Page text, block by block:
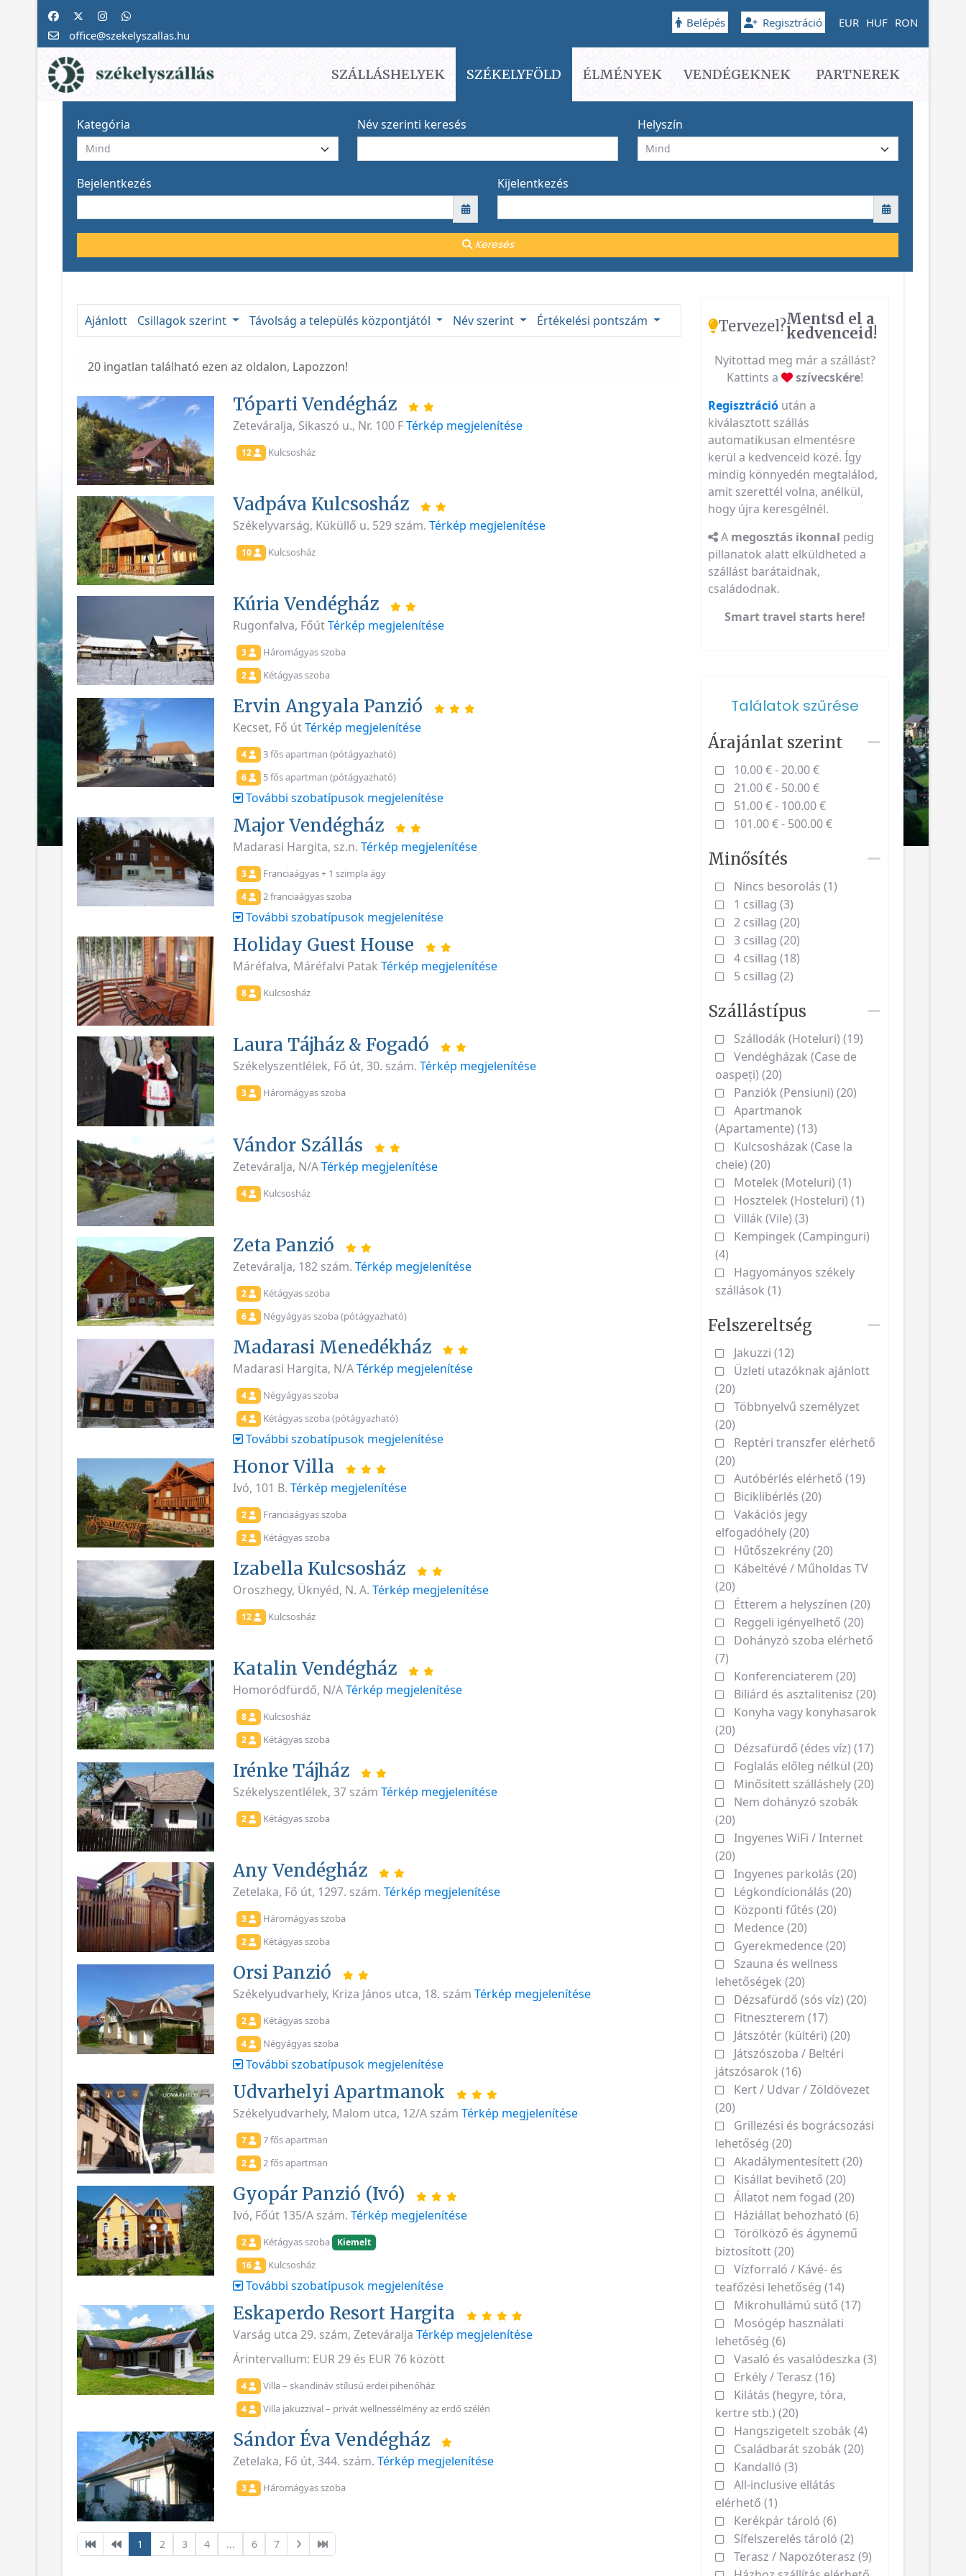
office@szekelyszallas.hu
Belépés Regisztráció EUR HUF RON
SZÁLLÁSHELYEK SZÉKELYFÖLD ÉLMÉNYEK VENDÉGEKNEK PARTNEREK
Kategória Név szerinti keresés Helyszín
Bejelentkezés Kijelentkezés
Keresés
Ajánlott Csillagok szerint Távolság a település központjától Név szerint Értékelési pontszám
20 ingatlan található ezen az oldalon, Lapozzon!
Tóparti Vendégház
Zeteváralja, Sikaszó u., Nr. 100 FTérkép megjelenítése
12 Kulcsosház
Vadpáva Kulcsosház
Székelyvarság, Küküllő u. 529 szám. Térkép megjelenítése
10 Kulcsosház
Kúria Vendégház
Rugonfalva, FőútTérkép megjelenítése
3 Háromágyas szoba
2 Kétágyas szoba
Ervin Angyala Panzió
Kecset, Fő útTérkép megjelenítése
4 3 fős apartman (pótágyazható)
6 5 fős apartman (pótágyazható)
További szobatípusok megjelenítése
Major Vendégház
Madarasi Hargita, sz.n. Térkép megjelenítése
3 Franciaágyas + 1 szimpla ágy
4 2 franciaágyas szoba
További szobatípusok megjelenítése
Holiday Guest House
Máréfalva, Máréfalvi Patak Térkép megjelenítése
8 Kulcsosház
Laura Tájház & Fogadó
Székelyszentlélek, Fő út, 30. szám. Térkép megjelenítése
3 Háromágyas szoba
Vándor Szállás
Zeteváralja, N/ATérkép megjelenítése
4 Kulcsosház
Zeta Panzió
Zeteváralja, 182 szám. Térkép megjelenítése
2 Kétágyas szoba
6 Négyágyas szoba (pótágyazható)
Madarasi Menedékház
Madarasi Hargita, N/ATérkép megjelenítése
4 Négyágyas szoba
4 Kétágyas szoba (pótágyazható)
További szobatípusok megjelenítése
Honor Villa
Ivó, 101 B. Térkép megjelenítése
2 Franciaágyas szoba
2 Kétágyas szoba
Izabella Kulcsosház
Oroszhegy, Üknyéd, N. A. Térkép megjelenítése
12 Kulcsosház
Katalin Vendégház
Homoródfürdő, N/ATérkép megjelenítése
8 Kulcsosház
2 Kétágyas szoba
Irénke Tájház
Székelyszentlélek, 37 szám Térkép megjelenítése
2 Kétágyas szoba
Any Vendégház
Zetelaka, Fő út, 1297. szám. Térkép megjelenítése
3 Háromágyas szoba
2 Kétágyas szoba
Orsi Panzió
Székelyudvarhely, Kriza János utca, 18. szám Térkép megjelenítése
2 Kétágyas szoba
4 Négyágyas szoba
További szobatípusok megjelenítése
Udvarhelyi Apartmanok
Székelyudvarhely, Malom utca, 12/A szám Térkép megjelenítése
7 7 fős apartman
2 2 fős apartman
Gyopár Panzió (Ivó)
Ivó, Főút 135/A szám. Térkép megjelenítése
2 Kétágyas szoba
Kiemelt
16
Kulcsosház
További szobatípusok megjelenítése
Eskaperdo Resort Hargita
Varság utca 29. szám, Zeteváralja Térkép megjelenítése
Árintervallum: EUR 29 és EUR 76 között
4 Villa – skandináv stílusú erdei pihenőház
4 Villa jakuzzival – privát wellnessélmény az erdő szélén
Sándor Éva Vendégház
Zetelaka, Fő út, 344. szám. Térkép megjelenítése
3 Háromágyas szoba
1 2 3 4 ... 6 7
Tervezel?Mentsd el a
kedvenceid!
Nyitottad meg már a szállást?
Kattints a
szívecskére!
Regisztráció után a
kiválasztott szállás
automatikusan elmentésre
kerül a kedvenceid közé. Így
mindig könnyedén megtalálod,
amit szerettél volna, anélkül,
hogy újra keresgélnél.
A megosztás ikonnal pedig
pillanatok alatt elküldheted a
szállást barátaidnak,
családodnak.
Smart travel starts here!
Találatok szűrése
Árajánlat szerint
10.00 € - 20.00 €
21.00 € - 50.00 €
51.00 € - 100.00 €
101.00 € - 500.00 €
Minősítés
Nincs besorolás (1)
1 csillag (3)
2 csillag (20)
3 csillag (20)
4 csillag (18)
5 csillag (2)
Szállástípus
Szállodák (Hoteluri) (19)
Vendégházak (Case de
oaspeți) (20)
Panziók (Pensiuni) (20)
Apartmanok
(Apartamente) (13)
Kulcsosházak (Case la
cheie) (20)
Motelek (Moteluri) (1)
Hosztelek (Hosteluri) (1)
Villák (Vile) (3)
Kempingek (Campinguri)
(4)
Hagyományos székely
szállások (1)
Felszereltség
Jakuzzi (12)
Üzleti utazóknak ajánlott
(20)
Többnyelvű személyzet
(20)
Reptéri transzfer elérhető
(20)
Autóbérlés elérhető (19)
Biciklibérlés (20)
Vakációs jegy
elfogadóhely (20)
Hűtőszekrény (20)
Kábeltévé / Műholdas TV
(20)
Étterem a helyszínen (20)
Reggeli igényelhető (20)
Dohányzó szoba elérhető
(7)
Konferenciaterem (20)
Biliárd és asztalitenisz (20)
Konyha vagy konyhasarok
(20)
Dézsafürdő (édes víz) (17)
Foglalás előleg nélkül (20)
Minősített szálláshely (20)
Nem dohányzó szobák
(20)
Ingyenes WiFi / Internet
(20)
Ingyenes parkolás (20)
Légkondícionálás (20)
Központi fűtés (20)
Medence (20)
Gyerekmedence (20)
Szauna és wellness
lehetőségek (20)
Dézsafürdő (sós víz) (20)
Fitneszterem (17)
Játszótér (kültéri) (20)
Játszószoba / Beltéri
játszósarok (16)
Kert / Udvar / Zöldövezet
(20)
Grillezési és bográcsozási
lehetőség (20)
Akadálymentesített (20)
Kisállat bevihető (20)
Állatot nem fogad (20)
Háziállat behozható (6)
Törölköző és ágynemű
biztosított (20)
Vízforraló / Kávé- és
teafőzési lehetőség (14)
Mikrohullámú sütő (17)
Mosógép használati
lehetőség (6)
Vasaló és vasalódeszka (3)
Erkély / Terasz (16)
Kilátás (hegyre, tóra,
kertre stb.) (20)
Hangszigetelt szobák (4)
Családbarát szobák (20)
Kandalló (3)
All-inclusive ellátás
elérhető (1)
Kerékpár tároló (6)
Sífelszerelés tároló (2)
Terasz / Napozóterasz (9)